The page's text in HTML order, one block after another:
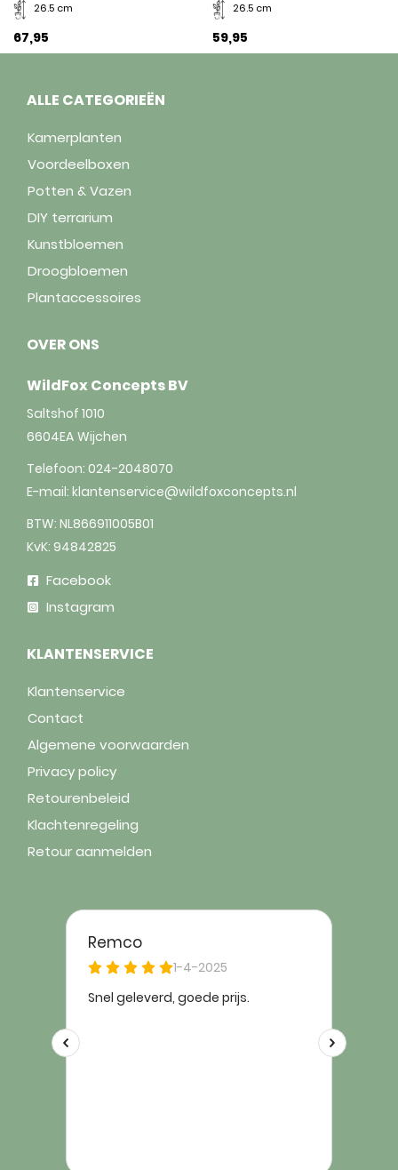
26.5 cm
67,95
26.5 cm
59,95
ALLE CATEGORIEËN
Kamerplanten
Voordeelboxen
Potten & Vazen
DIY terrarium
Kunstbloemen
Droogbloemen
Plantaccessoires
OVER ONS
WildFox Concepts BV
Saltshof 1010
6604EA Wijchen
Telefoon: 024-2048070
E-mail: klantenservice@wildfoxconcepts.nl
BTW: NL866911005B01
KvK: 94842825
Facebook
Instagram
KLANTENSERVICE
Klantenservice
Contact
Algemene voorwaarden
Privacy policy
Retourenbeleid
Klachtenregeling
Retour aanmelden